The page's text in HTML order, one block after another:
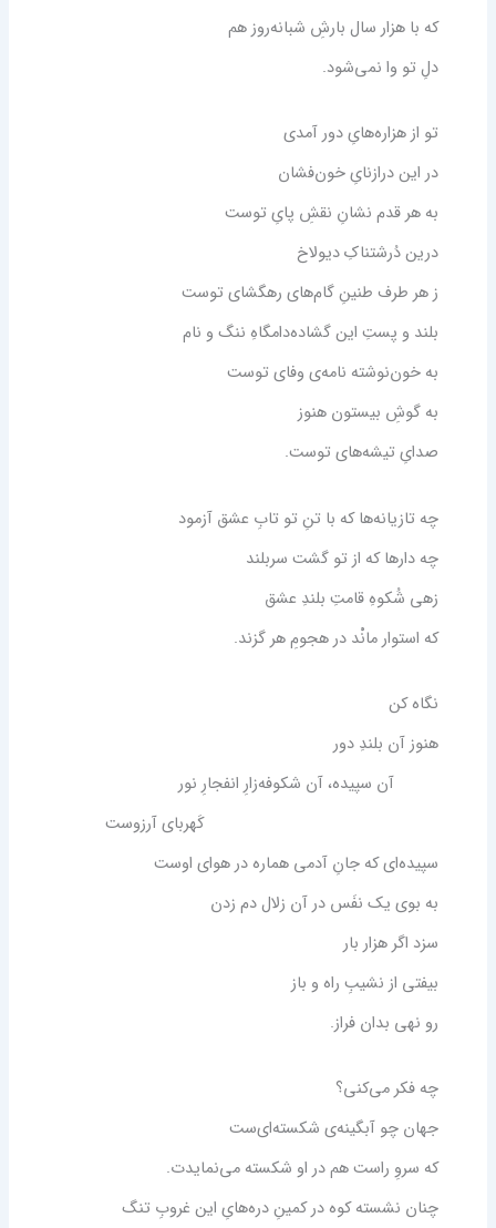
که با هزار سال بارشِ شبانه‌روز هم
دلِ تو وا نمی‌شود.
تو از هزاره‌هایِ دور آمدی
در این درازنایِ خون‌فشان
به هر قدم نشانِ نقشِ پایِ توست
درین دُرشتناکِ دیولاخ
ز هر طرف طنینِ گام‌های رهگشای توست
بلند و پستِاین گشاده‌دامگاهِ ننگ و نام
به خون‌نوشته نامه‌ی وفای توست
به گوشِ بیستون هنوز
صدایِ تیشه‌های توست.
چه تازیانه‌ها که با تنِ تو تابِ عشق آزمود
چه دارها که از تو گشت سربلند
زهی شُکوهِ قامتِ بلندِ عشق
که استوار مانْد در هجومِ هر گزند.
نگاه کن
هنوز آن بلندِ دور
آن سپیده، آن شکوفه‌زارِ انفجارِ نور
کَهربای آرزوست
سپیده‌ای که جانِ آدمی هماره در هوای اوست
به بوی یک نفَس در آن زلال دم زدن
سزد اگر هزار بار
بیفتی از نشیبِ راه و باز
رو نهی بدان فراز.
چه فکر می‌کنی؟
جهان چو آبگینه‌ی شکسته‌ای‌ست
که سروِ راست هم در او شکسته می‌نمایدت.
چنان نشسته کوه در کمینِ دره‌هایِ این غروبِ تنگ